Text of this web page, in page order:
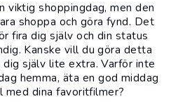
viktig shoppingdag, men den
shoppa och göra fynd. Det
fira dig själv och din status
Kanske vill du göra detta
själv lite extra. Varför inte
hemma, äta en god middag
med dina favoritfilmer?